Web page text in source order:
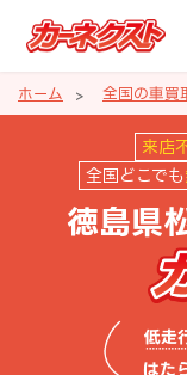
ホーム 全国の車買
徳島県松来店
全国どこでも
徳島県